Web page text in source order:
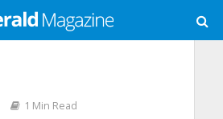
1 Min Read